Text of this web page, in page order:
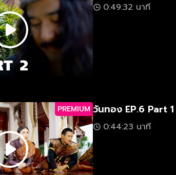
0:49:32 นาที
PREMIUM วันทอง EP.6 Part 1
0:44:23 นาที